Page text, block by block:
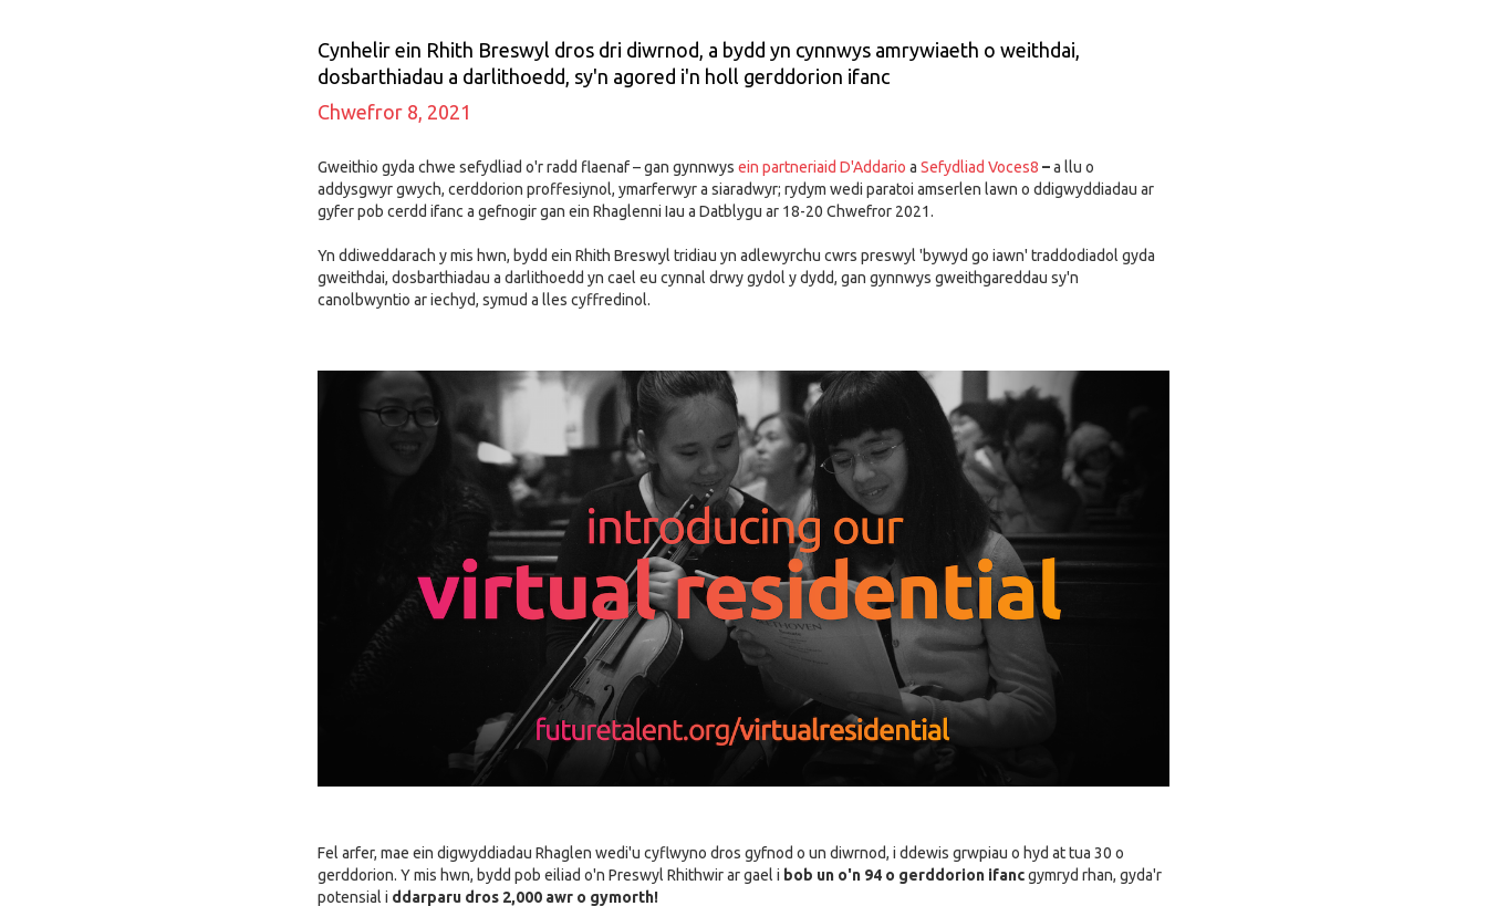
Cynhelir ein Rhith Breswyl dros dri diwrnod, a bydd yn cynnwys amrywiaeth o weithdai,
dosbarthiadau a darlithoedd, sy'n agored i'n holl gerddorion ifanc
Chwefror 8, 2021
Gweithio gyda chwe sefydliad o'r radd flaenaf – gan gynnwys ein partneriaid D'Addario a Sefydliad Voces8 –a llu o
addysgwyr gwych, cerddorion proffesiynol, ymarferwyr a siaradwyr; rydym wedi paratoi amserlen lawn o ddigwyddiadau ar
gyfer pob cerdd ifanc a gefnogir gan ein Rhaglenni Iau a Datblygu ar 18-20 Chwefror 2021.
Yn ddiweddarach y mis hwn, bydd ein Rhith Breswyl tridiau yn adlewyrchu cwrs preswyl 'bywyd go iawn' traddodiadol gyda
gweithdai, dosbarthiadau a darlithoedd yn cael eu cynnal drwy gydol y dydd, gan gynnwys gweithgareddau sy'n
canolbwyntio ar iechyd, symud a lles cyffredinol.
Fel arfer, mae ein digwyddiadau Rhaglen wedi'u cyflwyno dros gyfnod o un diwrnod, i ddewis grwpiau o hyd at tua 30 o
gerddorion. Y mis hwn, bydd pob eiliad o'n Preswyl Rhithwir ar gael i bob un o'n 94 o gerddorion ifancgymryd rhan, gyda'r
potensial i ddarparu dros 2,000 awr o gymorth!